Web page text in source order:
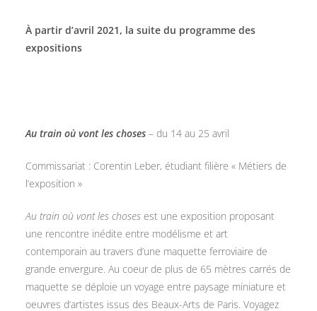
À partir d’avril 2021, la suite du programme des
expositions
Au train où vont les choses – du 14 au 25 avril
Commissariat : Corentin Leber, étudiant filière « Métiers de
l’exposition »
Au train où vont les choses est une exposition proposant
une rencontre inédite entre modélisme et art
contemporain au travers d’une maquette ferroviaire de
grande envergure. Au coeur de plus de 65 mètres carrés de
maquette se déploie un voyage entre paysage miniature et
oeuvres d’artistes issus des Beaux-Arts de Paris. Voyagez